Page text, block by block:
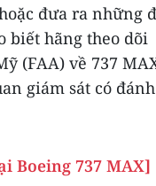
đưa ra những
biết hãng theo dõi
(FAA) về 737
giám sát có đánh
Boeing 737 MAX]